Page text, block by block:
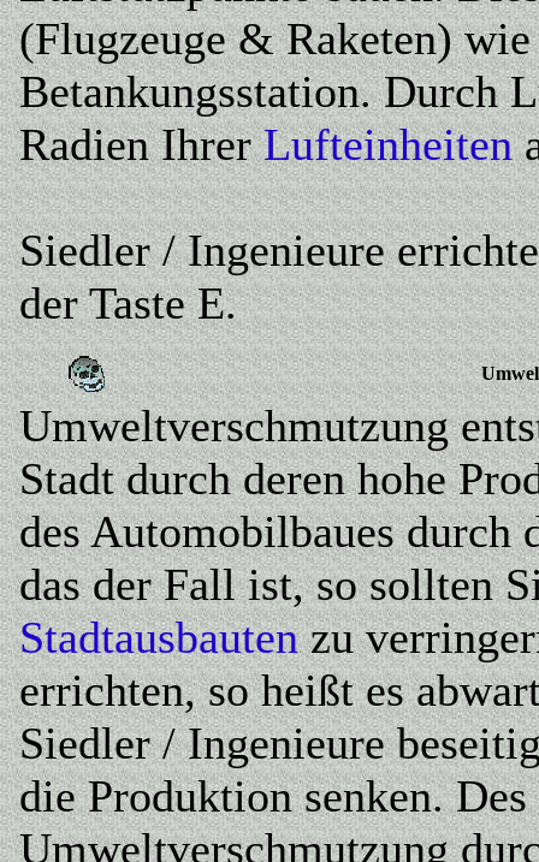
(Flugzeuge & Raketen)
Betankungsstation. Durch
Radien IhrerLufteinheiten
Siedler / Ingenieure
der Taste E.
Umweltverschmutzung
Stadt durch deren hohe
des Automobilbaues durch
das der Fall ist, so sollten
Stadtausbautenzu
errichten, so heißt es
Siedler / Ingenieure
die Produktion senken.
Umweltverschmutzung